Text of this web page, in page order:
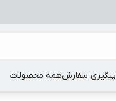
پیگیری سفارشهمه محصولات